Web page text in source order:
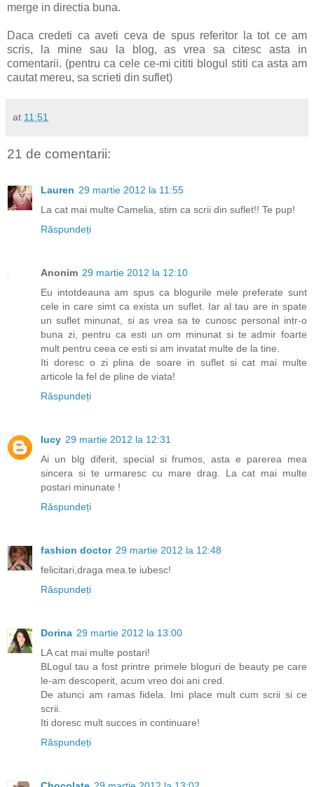
merge in directia buna.
Daca credeti ca aveti ceva de spus referitor la tot ce am
scris, la mine sau la blog, as vrea sa citesc asta in
comentarii. (pentru ca cele ce-mi cititi blogul stiti ca asta am
cautat mereu, sa scrieti din suflet)
at 11:51
21 de comentarii:
Lauren 29 martie 2012 la 11:55
La cat mai multe Camelia, stim ca scrii din suflet!! Te pup!
Răspundeți
Anonim 29 martie 2012 la 12:10
Eu intotdeauna am spus ca blogurile mele preferate sunt
cele in care simt ca exista un suflet. Iar al tau are in spate
un suflet minunat, si as vrea sa te cunosc personal intr-o
buna zi, pentru ca esti un om minunat si te admir foarte
mult pentru ceea ce esti si am invatat multe de la tine.
Iti doresc o zi plina de soare in suflet si cat mai multe
articole la fel de pline de viata!
Răspundeți
lucy 29 martie 2012 la 12:31
Ai un blg diferit, special si frumos, asta e parerea mea
sincera si te urmaresc cu mare drag. La cat mai multe
postari minunate !
Răspundeți
fashion doctor 29 martie 2012 la 12:48
felicitari,draga mea.te iubesc!
Răspundeți
Dorina 29 martie 2012 la 13:00
LA cat mai multe postari!
BLogul tau a fost printre primele bloguri de beauty pe care
le-am descoperit, acum vreo doi ani cred.
De atunci am ramas fidela. Imi place mult cum scrii si ce
scrii.
Iti doresc mult succes in continuare!
Răspundeți